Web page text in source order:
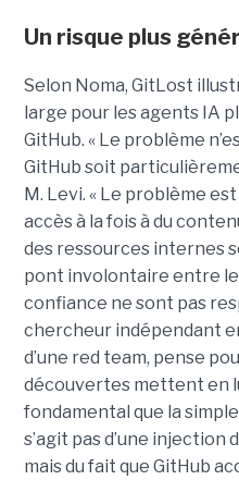
Un risque plus
Selon Noma, GitLost
large pour les agents IA
GitHub. « Le problème
GitHub soit
M. Levi. « Le problème
accès à la fois à du
des ressources internes
pont involontaire entre
confiance ne sont pas
chercheur indépendant
d’une red team, pense
découvertes mettent en
fondamental que la
s’agit pas d’une injection
mais du fait que GitHub